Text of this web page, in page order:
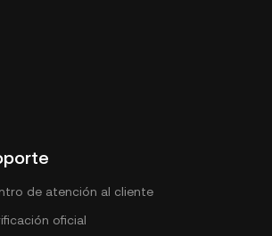
de atención al cliente
oficial